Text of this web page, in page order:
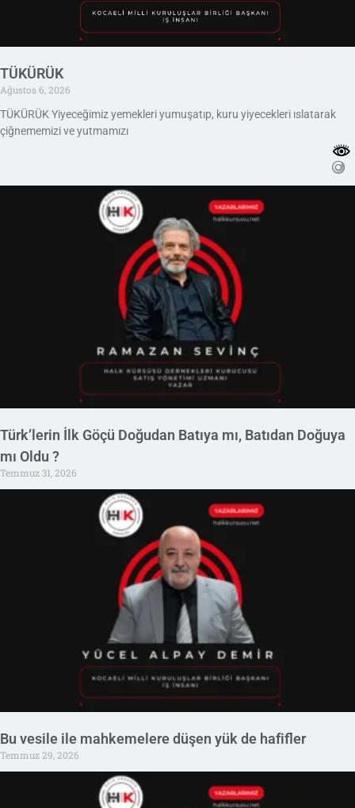
TÜKÜRÜK
Ağustos 6, 2026
TÜKÜRÜK Yiyeceğimiz yemekleri yumuşatıp, kuru yiyecekleri ıslatarak
çiğnememizi ve yutmamızı
Türk’lerin İlk Göçü Doğudan Batıya mı, Batıdan Doğuya
mı Oldu ?
Temmuz 31, 2026
Bu vesile ile mahkemelere düşen yük de hafifler
Temmuz 29, 2026